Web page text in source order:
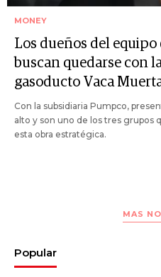
MONEY
Los dueños del equipo
buscan quedarse con
gasoducto Vaca
Con la subsidiaria Pumpco,
alto y son uno de los tres grupos
esta obra estratégica.
MAS
Popular